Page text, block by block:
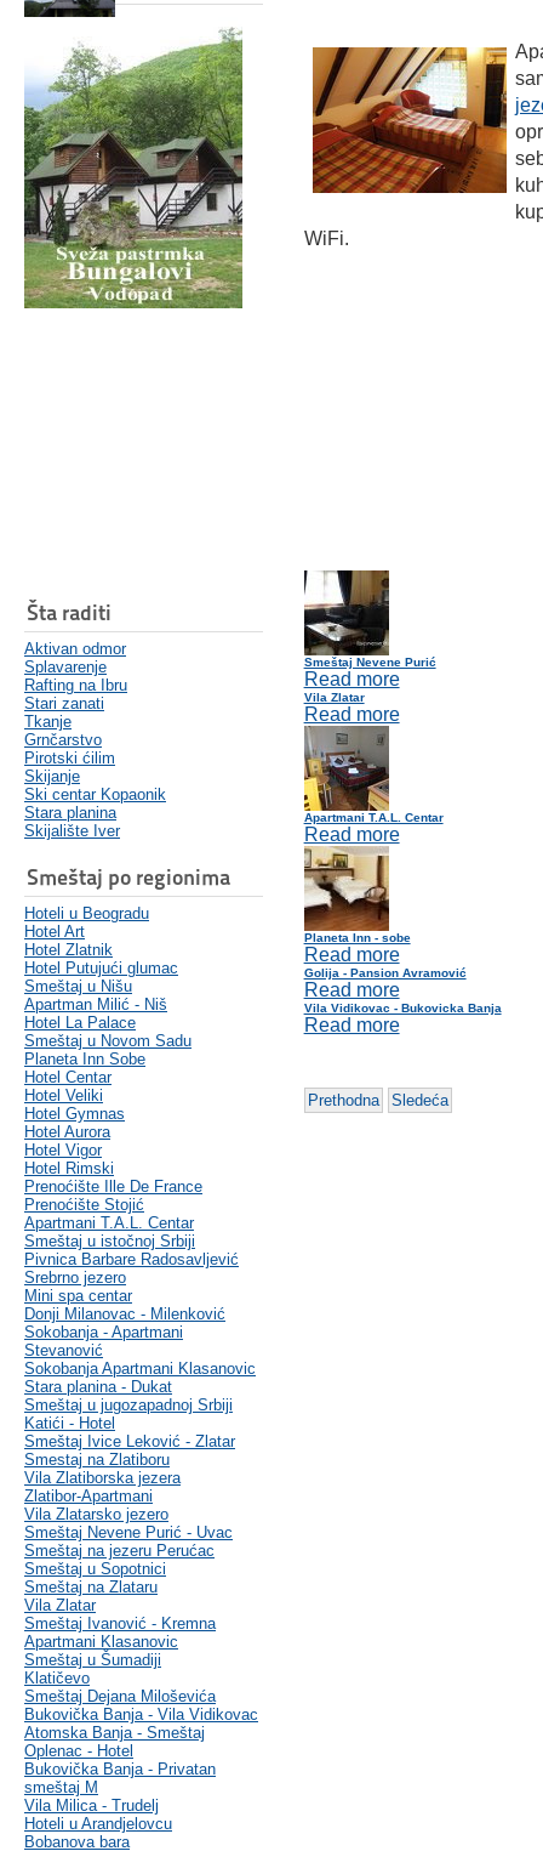
Katići Hotel
Šta raditi
Aktivan odmor
Splavarenje
Rafting na Ibru
Stari zanati
Tkanje
Grnčarstvo
Pirotski ćilim
Skijanje
Ski centar Kopaonik
Stara planina
Skijalište Iver
Smeštaj po regionima
Hoteli u Beogradu
Hotel Art
Hotel Zlatnik
Hotel Putujući glumac
Smeštaj u Nišu
Apartman Milić - Niš
Hotel La Palace
Smeštaj u Novom Sadu
Planeta Inn Sobe
Hotel Centar
Hotel Veliki
Hotel Gymnas
Hotel Aurora
Hotel Vigor
Hotel Rimski
Prenoćište Ille De France
Prenoćište Stojić
Apartmani T.A.L. Centar
Smeštaj u istočnoj Srbiji
Pivnica Barbare Radosavljević
Srebrno jezero
Mini spa centar
Donji Milanovac - Milenković
Sokobanja - Apartmani
Stevanović
Sokobanja Apartmani Klasanovic
Stara planina - Dukat
Smeštaj u jugozapadnoj Srbiji
Katići - Hotel
Smeštaj Ivice Leković - Zlatar
Smestaj na Zlatiboru
Vila Zlatiborska jezera
Zlatibor-Apartmani
Vila Zlatarsko jezero
Smeštaj Nevene Purić - Uvac
Smeštaj na jezeru Perućac
Smeštaj u Sopotnici
Smeštaj na Zlataru
Vila Zlatar
Smeštaj Ivanović - Kremna
Apartmani Klasanovic
Smeštaj u Šumadiji
Klatičevo
Smeštaj Dejana Miloševića
Bukovička Banja - Vila Vidikovac
Atomska Banja - Smeštaj
Oplenac - Hotel
Bukovička Banja - Privatan
smeštaj M
Vila Milica - Trudelj
Hoteli u Arandjelovcu
Bobanova bara
WiFi.
Smeštaj Nevene Purić
Read more
Vila Zlatar
Read more
Apartmani T.A.L. Centar
Read more
Planeta Inn - sobe
Read more
Golija - Pansion Avramović
Read more
Vila Vidikovac - Bukovicka Banja
Read more
Prethodna Sledeća